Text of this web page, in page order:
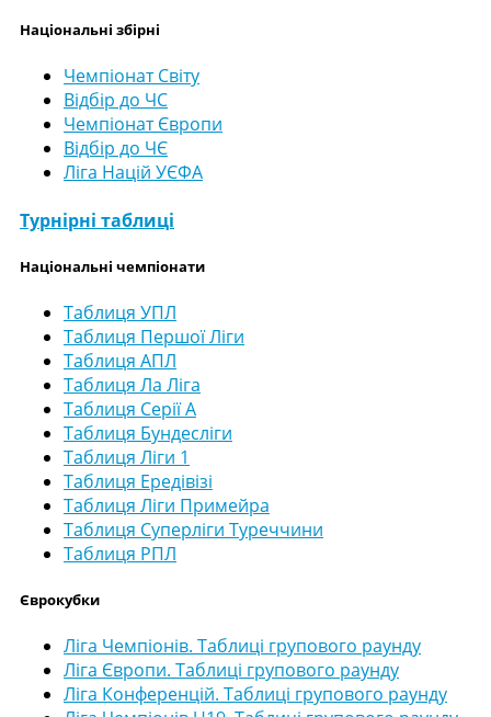
Національні збірні
Чемпіонат Світу
Відбір до ЧС
Чемпіонат Європи
Відбір до ЧЄ
Ліга Націй УЄФА
Турнірні таблиці
Національні чемпіонати
Таблиця УПЛ
Таблиця Першої Ліги
Таблиця АПЛ
Таблиця Ла Ліга
Таблиця Серії А
Таблиця Бундесліги
Таблиця Ліги 1
Таблиця Ередівізі
Таблиця Ліги Примейра
Таблиця Суперліги Туреччини
Таблиця РПЛ
Єврокубки
Ліга Чемпіонів. Таблиці групового раунду
Ліга Європи. Таблиці групового раунду
Ліга Конференцій. Таблиці групового раунду